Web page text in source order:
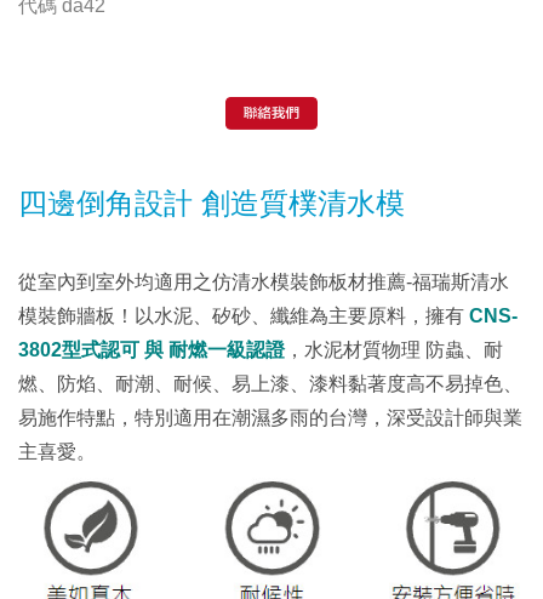
代碼 da42
四邊倒角設計 創造質樸清水模
從室內到室外均適用之仿清水模裝飾板材推薦-福瑞斯清水
模裝飾牆板！以水泥、矽砂、纖維為主要原料，擁有 CNS-
3802型式認可 與 耐燃一級認證，水泥材質物理 防蟲、耐
燃、防焰、耐潮、耐候、易上漆、漆料黏著度高不易掉色、
易施作特點，特別適用在潮濕多雨的台灣，深受設計師與業
主喜愛。